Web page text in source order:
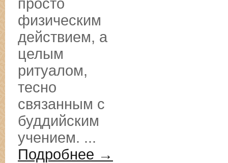
просто
физическим
действием, а
целым
ритуалом,
тесно
связанным с
буддийским
учением. ...
Подробнее →